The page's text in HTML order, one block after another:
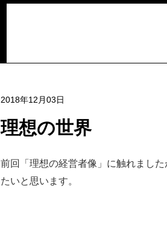
2018年12月03日
理想の世界
前回「理想の経営者像」に触れまし
たいと思います。